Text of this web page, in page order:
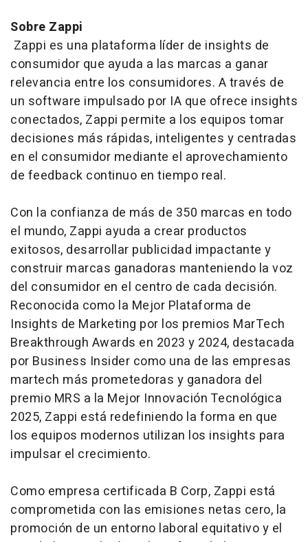
Sobre Zappi
Zappi es una plataforma líder de insights de
consumidor que ayuda a las marcas a ganar
relevancia entre los consumidores. A través de
un software impulsado por IA que ofrece insights
conectados, Zappi permite a los equipos tomar
decisiones más rápidas, inteligentes y centradas
en el consumidor mediante el aprovechamiento
de feedback continuo en tiempo real.
Con la confianza de más de 350 marcas en todo
el mundo, Zappi ayuda a crear productos
exitosos, desarrollar publicidad impactante y
construir marcas ganadoras manteniendo la voz
del consumidor en el centro de cada decisión.
Reconocida como la Mejor Plataforma de
Insights de Marketing por los premios MarTech
Breakthrough Awards en 2023 y 2024, destacada
por Business Insider como una de las empresas
martech más prometedoras y ganadora del
premio MRS a la Mejor Innovación Tecnológica
2025, Zappi está redefiniendo la forma en que
los equipos modernos utilizan los insights para
impulsar el crecimiento.
Como empresa certificada B Corp, Zappi está
comprometida con las emisiones netas cero, la
promoción de un entorno laboral equitativo y el